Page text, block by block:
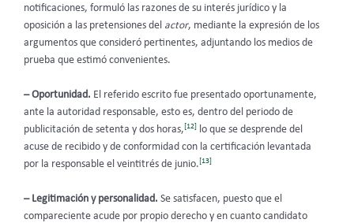
notificaciones, formuló las razones de su interés jurídico y la
oposición a las pretensiones del actor, mediante la expresión de los
argumentos que consideró pertinentes, adjuntando los medios de
prueba que estimó convenientes.
– Oportunidad. El referido escrito fue presentado oportunamente,
ante la autoridad responsable, esto es, dentro del periodo de
publicitación de setenta y dos horas,[12]
lo que se desprende del
acuse de recibido y de conformidad con la certificación levantada
por la responsable el veintitrés de junio.[13]
– Legitimación y personalidad. Se satisfacen, puesto que el
compareciente acude por propio derecho y en cuanto candidato